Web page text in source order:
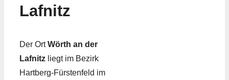
Lafnitz
Der OrtWörth an der
Lafnitz liegt im Bezirk
Hartberg-Fürstenfeld im